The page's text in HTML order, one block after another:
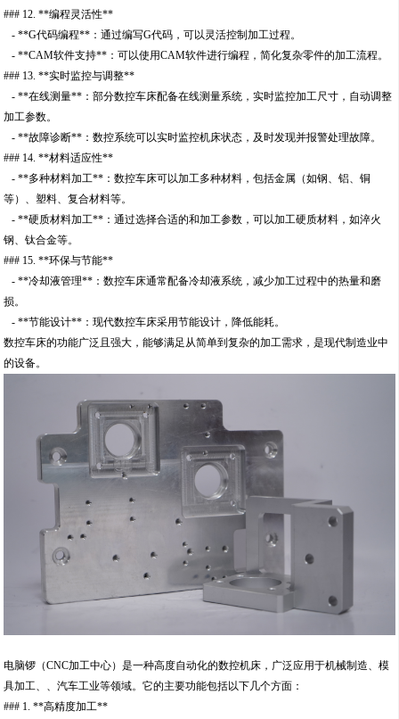
### 12. **编程灵活性**
- **G代码编程**：通过编写G代码，可以灵活控制加工过程。
- **CAM软件支持**：可以使用CAM软件进行编程，简化复杂零件的加工流程。
### 13. **实时监控与调整**
- **在线测量**：部分数控车床配备在线测量系统，实时监控加工尺寸，自动调整
加工参数。
- **故障诊断**：数控系统可以实时监控机床状态，及时发现并报警处理故障。
### 14. **材料适应性**
- **多种材料加工**：数控车床可以加工多种材料，包括金属（如钢、铝、铜
等）、塑料、复合材料等。
- **硬质材料加工**：通过选择合适的和加工参数，可以加工硬质材料，如淬火
钢、钛合金等。
### 15. **环保与节能**
- **冷却液管理**：数控车床通常配备冷却液系统，减少加工过程中的热量和磨
损。
- **节能设计**：现代数控车床采用节能设计，降低能耗。
数控车床的功能广泛且强大，能够满足从简单到复杂的加工需求，是现代制造业中
的设备。
电脑锣（CNC加工中心）是一种高度自动化的数控机床，广泛应用于机械制造、模
具加工、、汽车工业等领域。它的主要功能包括以下几个方面：
### 1. **高精度加工**